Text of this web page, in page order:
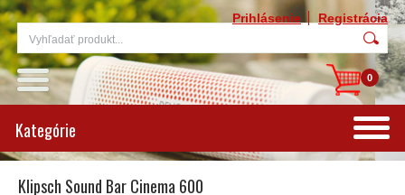
Prihlásenie Registrácia
0
Kategórie
Klipsch Sound Bar Cinema 600